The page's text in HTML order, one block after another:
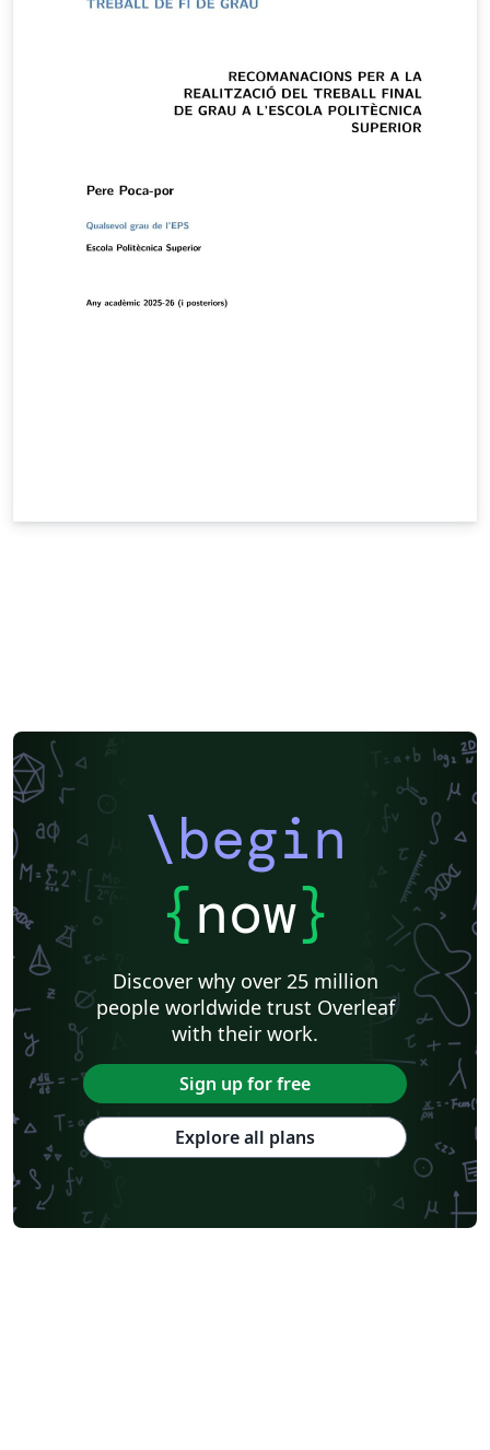
\begin
{now}
Discover why over 25 million
people worldwide trust Overleaf
with their work.
Sign up for free
Explore all plans